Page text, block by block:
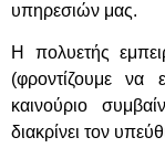
υπηρεσιών μας.
Η πολυετής
(φροντίζουμε να
καινούριο
διακρίνει τον